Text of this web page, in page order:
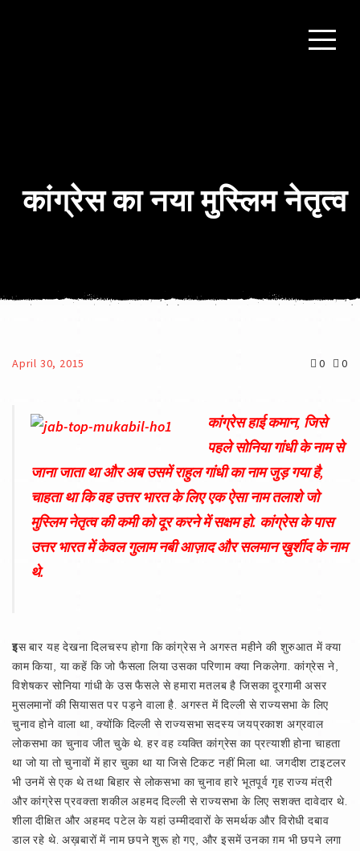
कांग्रेस का नया मुस्लिम नेतृत्व
April 30, 2015 0 0
कांग्रेस हाई कमान, जिसे
पहले सोनिया गांधी के नाम से
जाना जाता था और अब उसमें राहुल गांधी का नाम जुड़ गया है,
चाहता था कि वह उत्तर भारत के लिए एक ऐसा नाम तलाशे जो
मुस्लिम नेतृत्व की कमी को दूर करने में सक्षम हो. कांग्रेस के पास
उत्तर भारत में केवल गुलाम नबी आज़ाद और सलमान ख़ुर्शीद के नाम
थे.
इस बार यह देखना दिलचस्प होगा कि कांग्रेस ने अगस्त महीने की शुरुआत में क्या
काम किया, या कहें कि जो फैसला लिया उसका परिणाम क्या निकलेगा. कांग्रेस ने,
विशेषकर सोनिया गांधी के उस फैसले से हमारा मतलब है जिसका दूरगामी असर
मुसलमानों की सियासत पर पड़ने वाला है. अगस्त में दिल्ली से राज्यसभा के लिए
चुनाव होने वाला था, क्योंकि दिल्ली से राज्यसभा सदस्य जयप्रकाश अग्रवाल
लोकसभा का चुनाव जीत चुके थे. हर वह व्यक्ति कांग्रेस का प्रत्याशी होना चाहता
था जो या तो चुनावों में हार चुका था या जिसे टिकट नहीं मिला था. जगदीश टाइटलर
भी उनमें से एक थे तथा बिहार से लोकसभा का चुनाव हारे भूतपूर्व गृह राज्य मंत्री
और कांग्रेस प्रवक्ता शकील अहमद दिल्ली से राज्यसभा के लिए सशक्त दावेदार थे.
शीला दीक्षित और अहमद पटेल के यहां उम्मीदवारों के समर्थक और विरोधी दबाव
डाल रहे थे. अख़बारों में नाम छपने शुरू हो गए, और इसमें उनका ग़म भी छपने लगा